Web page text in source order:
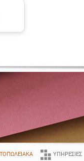
ΥΠΗΡΕΣΊΕΣ